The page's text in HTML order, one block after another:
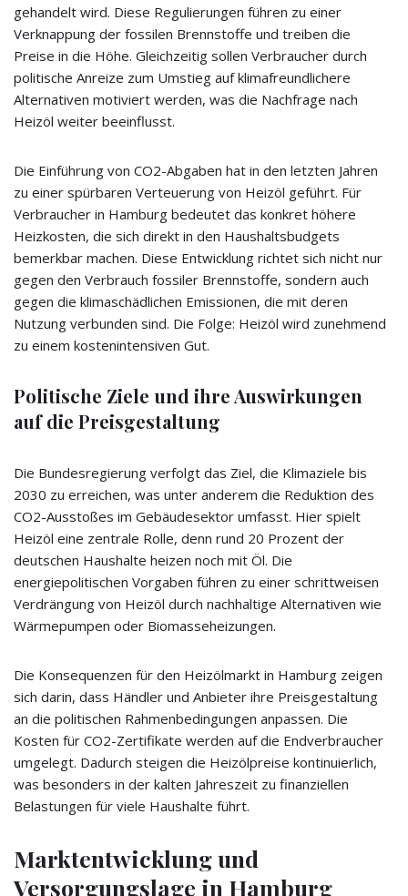
gehandelt wird. Diese Regulierungen führen zu einer
Verknappung der fossilen Brennstoffe und treiben die
Preise in die Höhe. Gleichzeitig sollen Verbraucher durch
politische Anreize zum Umstieg auf klimafreundlichere
Alternativen motiviert werden, was die Nachfrage nach
Heizöl weiter beeinflusst.
Die Einführung von CO2-Abgaben hat in den letzten Jahren
zu einer spürbaren Verteuerung von Heizöl geführt. Für
Verbraucher in Hamburg bedeutet das konkret höhere
Heizkosten, die sich direkt in den Haushaltsbudgets
bemerkbar machen. Diese Entwicklung richtet sich nicht nur
gegen den Verbrauch fossiler Brennstoffe, sondern auch
gegen die klimaschädlichen Emissionen, die mit deren
Nutzung verbunden sind. Die Folge: Heizöl wird zunehmend
zu einem kostenintensiven Gut.
Politische Ziele und ihre Auswirkungen
auf die Preisgestaltung
Die Bundesregierung verfolgt das Ziel, die Klimaziele bis
2030 zu erreichen, was unter anderem die Reduktion des
CO2-Ausstoßes im Gebäudesektor umfasst. Hier spielt
Heizöl eine zentrale Rolle, denn rund 20 Prozent der
deutschen Haushalte heizen noch mit Öl. Die
energiepolitischen Vorgaben führen zu einer schrittweisen
Verdrängung von Heizöl durch nachhaltige Alternativen wie
Wärmepumpen oder Biomasseheizungen.
Die Konsequenzen für den Heizölmarkt in Hamburg zeigen
sich darin, dass Händler und Anbieter ihre Preisgestaltung
an die politischen Rahmenbedingungen anpassen. Die
Kosten für CO2-Zertifikate werden auf die Endverbraucher
umgelegt. Dadurch steigen die Heizölpreise kontinuierlich,
was besonders in der kalten Jahreszeit zu finanziellen
Belastungen für viele Haushalte führt.
Marktentwicklung und
Versorgungslage in Hamburg